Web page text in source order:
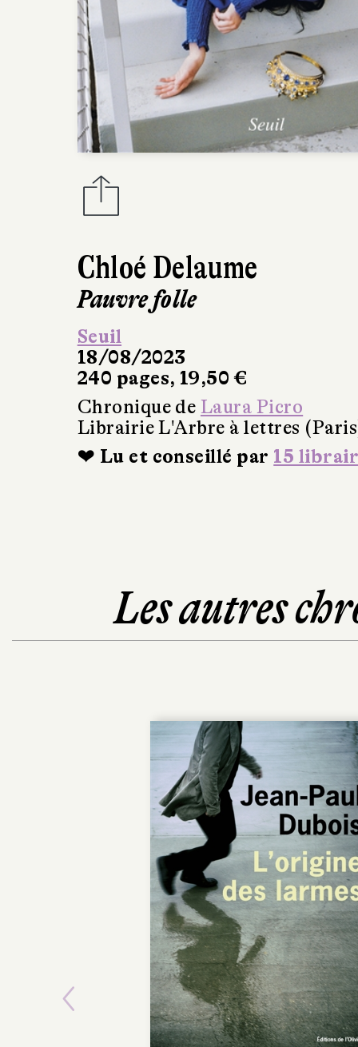
Chloé Delaume
Pauvre folle
Seuil
18/08/2023
240 pages, 19,50 €
Chronique de Laura Picro
Librairie L'Arbre à lettres
❤ Lu et conseillé par 15
Les autres
Previous